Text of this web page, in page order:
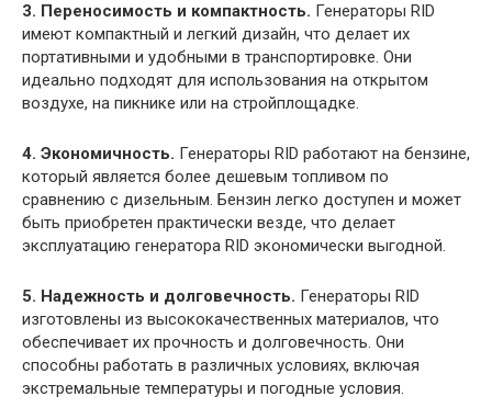
3. Переносимость и компактность. Генераторы RID
имеют компактный и легкий дизайн, что делает их
портативными и удобными в транспортировке. Они
идеально подходят для использования на открытом
воздухе, на пикнике или на стройплощадке.
4. Экономичность. Генераторы RID работают на бензине,
который является более дешевым топливом по
сравнению с дизельным. Бензин легко доступен и может
быть приобретен практически везде, что делает
эксплуатацию генератора RID экономически выгодной.
5. Надежность и долговечность. Генераторы RID
изготовлены из высококачественных материалов, что
обеспечивает их прочность и долговечность. Они
способны работать в различных условиях, включая
экстремальные температуры и погодные условия.